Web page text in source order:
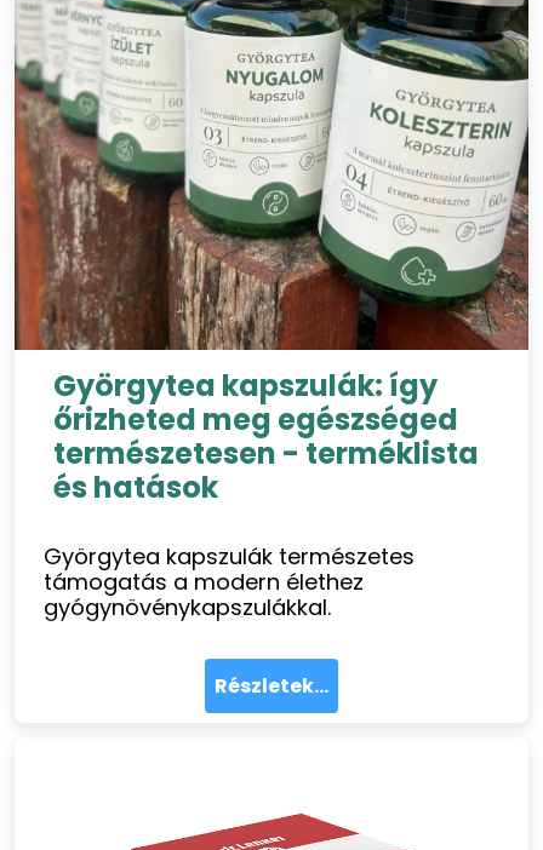
Györgytea kapszulák: így
őrizheted meg egészséged
természetesen - terméklista
és hatások
Györgytea kapszulák természetes
támogatás a modern élethez
gyógynövénykapszulákkal.
Részletek...